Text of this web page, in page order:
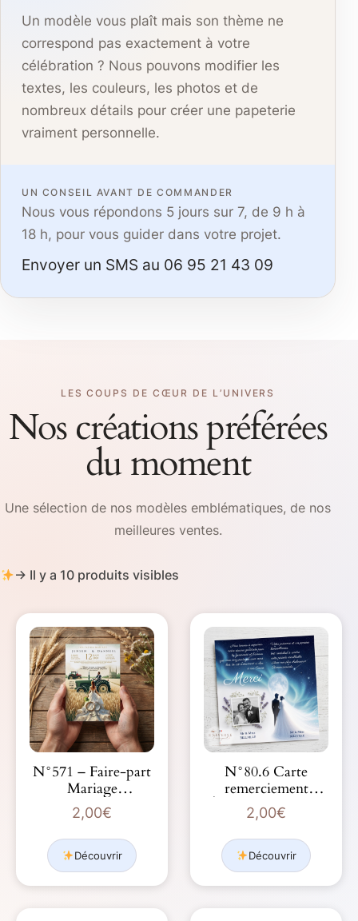
Un modèle vous plaît mais son thème ne
correspond pas exactement à votre
célébration ? Nous pouvons modifier les
textes, les couleurs, les photos et de
nombreux détails pour créer une papeterie
vraiment personnelle.
UN CONSEIL AVANT DE COMMANDER
Nous vous répondons 5 jours sur 7, de 9 h à
18 h, pour vous guider dans votre projet.
Envoyer un SMS au 06 95 21 43 09
LES COUPS DE CŒUR DE L’UNIVERS
Nos créations préférées
du moment
Une sélection de nos modèles emblématiques, de nos
meilleures ventes.
→ Il y a 10 produits visibles
N°571 – Faire-part
Mariage
Agriculteur l’…
2,00€
Découvrir
N°80.6 Carte
remerciement
Étoilée Rêves bleus
sous un …
2,00€
Découvrir